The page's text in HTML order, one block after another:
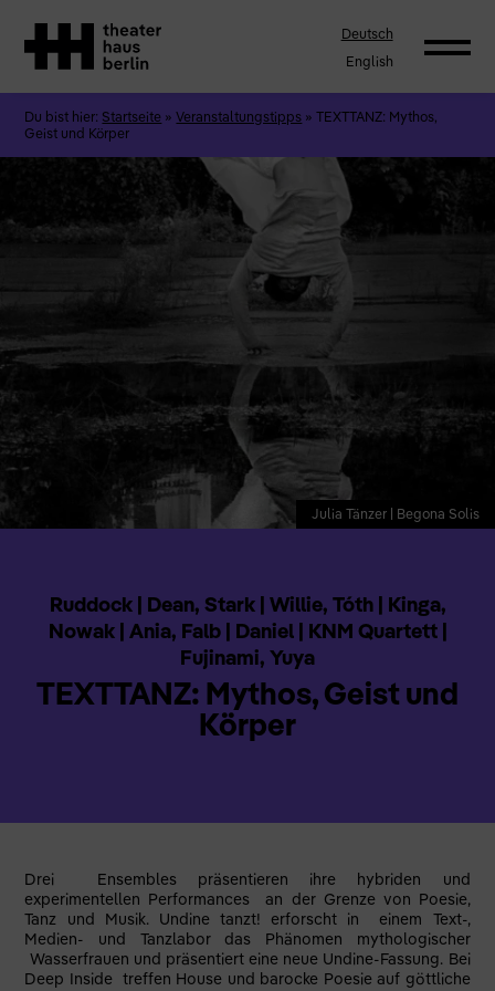
Deutsch
English
Du bist hier: Startseite »Veranstaltungstipps »TEXTTANZ: Mythos,
Geist und Körper
Julia Tänzer | Begona Solis
Ruddock | Dean, Stark | Willie, Tóth | Kinga,
Nowak | Ania, Falb | Daniel | KNM Quartett |
Fujinami, Yuya
TEXTTANZ: Mythos, Geist und
Körper
Drei Ensembles präsentieren ihre hybriden und
experimentellen Performances an der Grenze von Poesie,
Tanz und Musik. Undine tanzt! erforscht in einem Text-,
Medien- und Tanzlabor das Phänomen mythologischer
Wasserfrauen und präsentiert eine neue Undine-Fassung. Bei
Deep Inside treffen House und barocke Poesie auf göttliche